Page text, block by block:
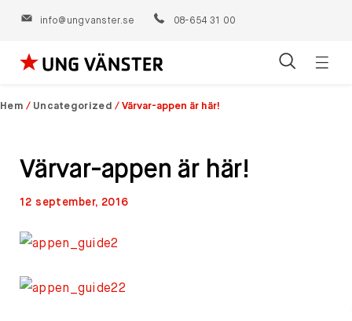
info@ungvanster.se 08-654 31 00
Hoppa
till
Hem / Uncategorized / Värvar-appen är här!
Värvar-appen är här!
12 september, 2016